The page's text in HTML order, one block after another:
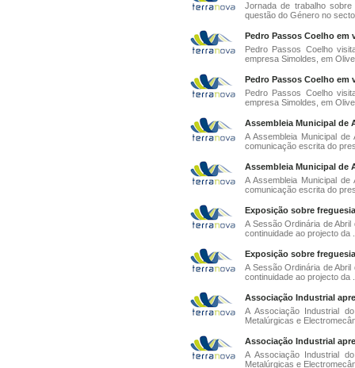
Jornada de trabalho
questão do Género no
Pedro Passos Coelho em
Pedro Passos Coelho
empresa Simoldes, em
Pedro Passos Coelho em
Pedro Passos Coelho
empresa Simoldes, em
Assembleia Municipal de
A Assembleia Municipal
comunicação escrita do
Assembleia Municipal de
A Assembleia Municipal
comunicação escrita do
Exposição sobre
A Sessão Ordinária de
continuidade ao projecto da
Exposição sobre
A Sessão Ordinária de
continuidade ao projecto da
Associação Industrial
A Associação Industrial
Metalúrgicas e
Associação Industrial
A Associação Industrial
Metalúrgicas e